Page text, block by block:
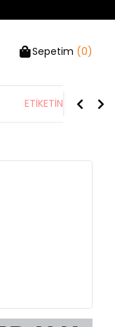
Sepetim (0)
ETİKETİN YARISI